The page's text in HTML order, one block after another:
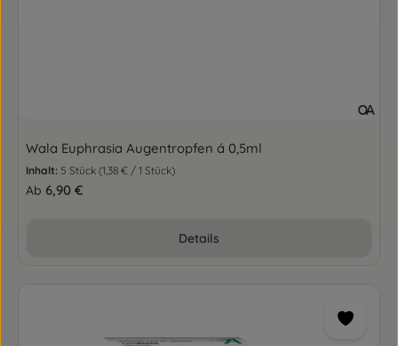
Wala Euphrasia Augentropfen á 0,5ml
Inhalt: 5 Stück (1,38 € / 1 Stück)
Regulärer Preis:
Ab 6,90 €
Details